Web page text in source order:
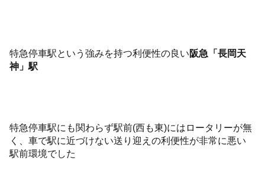
特急停車駅という強みを持つ利便性の良い阪急「長岡天
神」駅
特急停車駅にも関わらず駅前(西も東)にはロータリーが無
く、車で駅に近づけない送り迎えの利便性が非常に悪い
駅前環境でした